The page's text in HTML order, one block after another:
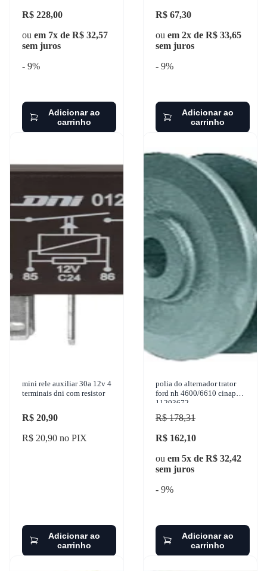
R$ 228,00
ou em 7x de R$ 32,57
sem juros
- 9%
Adicionar ao
carrinho
R$ 67,30
ou em 2x de R$ 33,65
sem juros
- 9%
Adicionar ao
carrinho
mini rele auxiliar 30a 12v 4
terminais dni com resistor
R$ 20,90
R$ 20,90 no PIX
Adicionar ao
carrinho
polia do alternador trator
ford nh 4600/6610 cinap
11203672
R$ 178,31
R$ 162,10
ou em 5x de R$ 32,42
sem juros
- 9%
Adicionar ao
carrinho